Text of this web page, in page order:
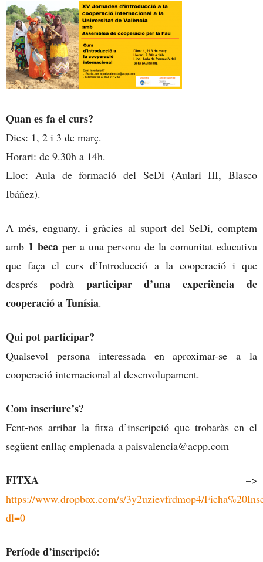
Quan es fa el curs?
Dies: 1, 2 i 3 de març.
Horari: de 9.30h a 14h.
Lloc: Aula de formació del SeDi (Aulari III, Blasco
Ibáñez).
A més, enguany, i gràcies al suport del SeDi, comptem
amb 1 becaper a una persona de la comunitat educativa
que faça el curs d’Introducció a la cooperació i que
després podrà participar d’una experiència de
cooperació a Tunísia.
Qui pot participar?
Qualsevol persona interessada en aproximar-se a la
cooperació internacional al desenvolupament.
Com inscriure’s?
Fent-nos arribar la fitxa d’inscripció que trobaràs en el
següent enllaç emplenada a paisvalencia@acpp.com
FITXA –>
https://www.dropbox.com/s/3y2uzievfrdmop4/
dl=0
Període d’inscripció: